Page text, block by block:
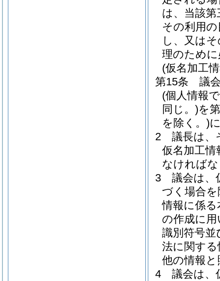
は、当該
その利用
し、又は
理のため
(仮名加工
第15条
議
(個人情報
同じ。)を
を除く。)
2
議長は、
仮名加工
なければ
3
議会は、
づく場合
情報に係
の作成に
識別符号
法に関す
他の情報
4
議会は、